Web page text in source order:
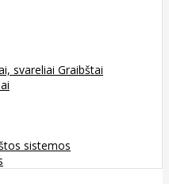
svareliai Graibštai
sistemos